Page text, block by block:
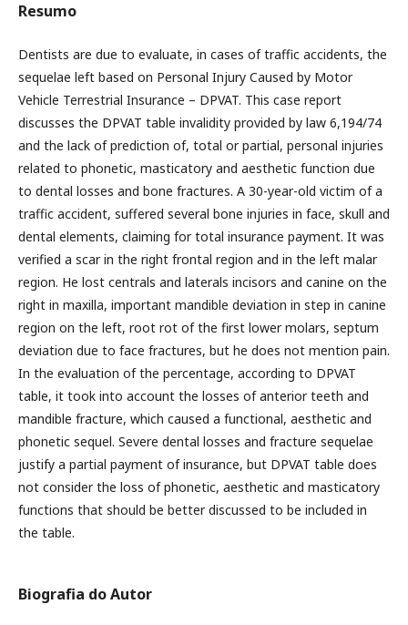
Resumo
Dentists are due to evaluate, in cases of traffic accidents, the
sequelae left based on Personal Injury Caused by Motor
Vehicle Terrestrial Insurance – DPVAT. This case report
discusses the DPVAT table invalidity provided by law 6,194/74
and the lack of prediction of, total or partial, personal injuries
related to phonetic, masticatory and aesthetic function due
to dental losses and bone fractures. A 30-year-old victim of a
traffic accident, suffered several bone injuries in face, skull and
dental elements, claiming for total insurance payment. It was
verified a scar in the right frontal region and in the left malar
region. He lost centrals and laterals incisors and canine on the
right in maxilla, important mandible deviation in step in canine
region on the left, root rot of the first lower molars, septum
deviation due to face fractures, but he does not mention pain.
In the evaluation of the percentage, according to DPVAT
table, it took into account the losses of anterior teeth and
mandible fracture, which caused a functional, aesthetic and
phonetic sequel. Severe dental losses and fracture sequelae
justify a partial payment of insurance, but DPVAT table does
not consider the loss of phonetic, aesthetic and masticatory
functions that should be better discussed to be included in
the table.
Biografia do Autor